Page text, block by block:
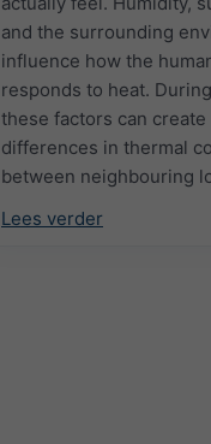
and the surrounding
influence how the
responds to heat.
these factors can create
differences in thermal
between neighbouring
Lees verder